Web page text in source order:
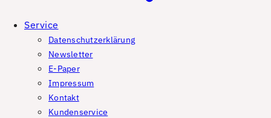
Service
Datenschutzerklärung
Newsletter
E-Paper
Impressum
Kontakt
Kundenservice